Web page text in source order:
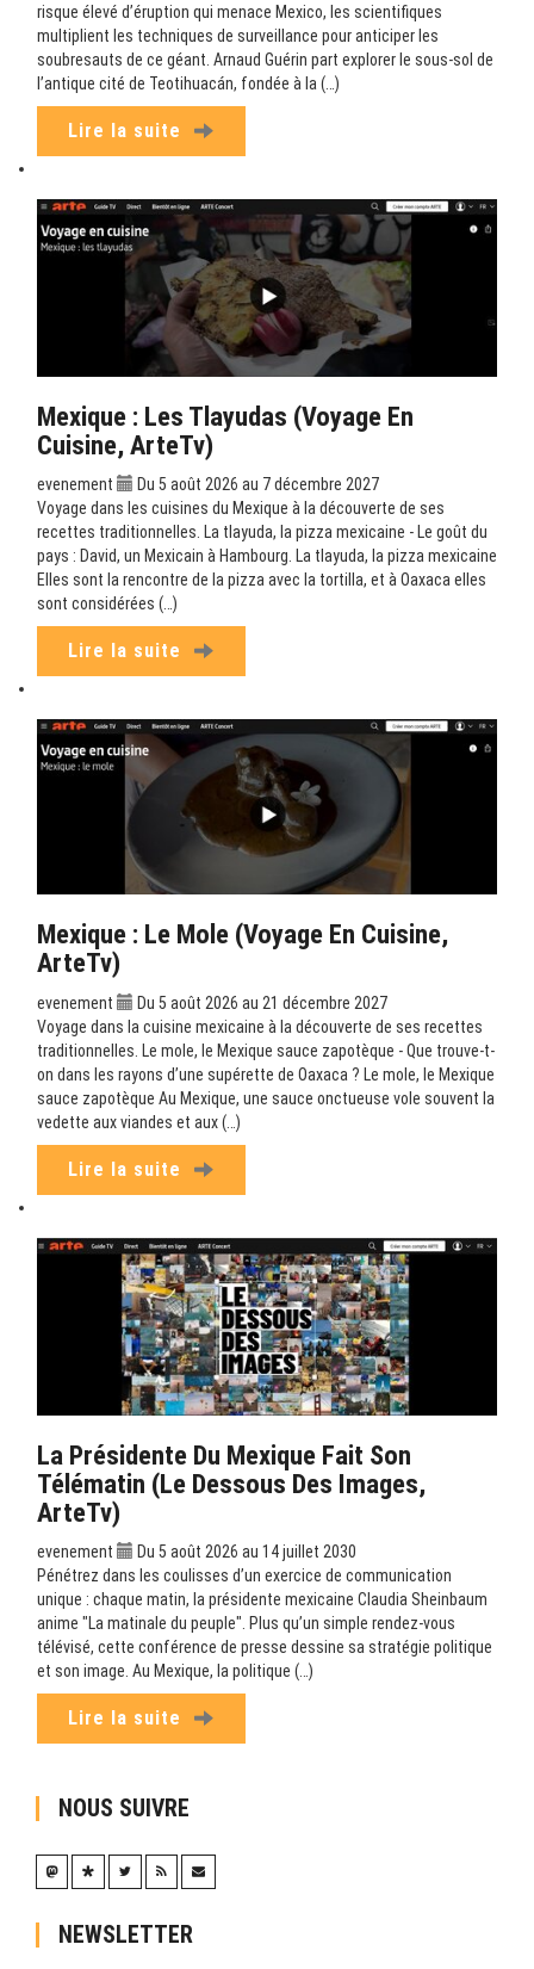
risque élevé d’éruption qui menace Mexico, les scientifiques
multiplient les techniques de surveillance pour anticiper les
soubresauts de ce géant. Arnaud Guérin part explorer le sous-sol de
l’antique cité de Teotihuacán, fondée à la (…)
Lire la suite
Mexique : Les Tlayudas (Voyage En
Cuisine, ArteTv)
evenement
Du 5 août 2026 au 7 décembre 2027
Voyage dans les cuisines du Mexique à la découverte de ses
recettes traditionnelles. La tlayuda, la pizza mexicaine - Le goût du
pays : David, un Mexicain à Hambourg. La tlayuda, la pizza mexicaine
Elles sont la rencontre de la pizza avec la tortilla, et à Oaxaca elles
sont considérées (…)
Lire la suite
Mexique : Le Mole (Voyage En Cuisine,
ArteTv)
evenement
Du 5 août 2026 au 21 décembre 2027
Voyage dans la cuisine mexicaine à la découverte de ses recettes
traditionnelles. Le mole, le Mexique sauce zapotèque - Que trouve-t-
on dans les rayons d’une supérette de Oaxaca ? Le mole, le Mexique
sauce zapotèque Au Mexique, une sauce onctueuse vole souvent la
vedette aux viandes et aux (…)
Lire la suite
La Présidente Du Mexique Fait Son
Télématin (Le Dessous Des Images,
ArteTv)
evenement
Du 5 août 2026 au 14 juillet 2030
Pénétrez dans les coulisses d’un exercice de communication
unique : chaque matin, la présidente mexicaine Claudia Sheinbaum
anime "La matinale du peuple". Plus qu’un simple rendez-vous
télévisé, cette conférence de presse dessine sa stratégie politique
et son image. Au Mexique, la politique (…)
Lire la suite
NOUS SUIVRE
NEWSLETTER